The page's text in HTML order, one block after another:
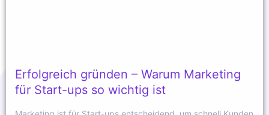
Erfolgreich gründen – Warum Marketing
für Start-ups so wichtig ist